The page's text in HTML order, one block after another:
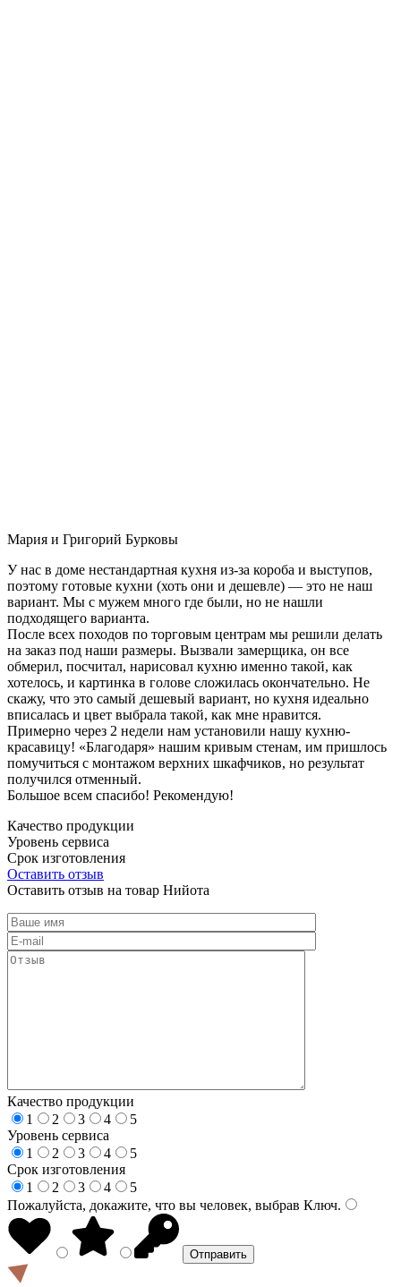
Мария и Григорий Бурковы
У нас в доме нестандартная кухня из-за короба и выступов,
поэтому готовые кухни (хоть они и дешевле) — это не наш
вариант. Мы с мужем много где были, но не нашли
подходящего варианта.
После всех походов по торговым центрам мы решили делать
на заказ под наши размеры. Вызвали замерщика, он все
обмерил, посчитал, нарисовал кухню именно такой, как
хотелось, и картинка в голове сложилась окончательно. Не
скажу, что это самый дешевый вариант, но кухня идеально
вписалась и цвет выбрала такой, как мне нравится.
Примерно через 2 недели нам установили нашу кухню-
красавицу! «Благодаря» нашим кривым стенам, им пришлось
помучиться с монтажом верхних шкафчиков, но результат
получился отменный.
Большое всем спасибо! Рекомендую!
Качество продукции
Уровень сервиса
Срок изготовления
Оставить отзыв
Оставить отзыв на товар Нийота
Качество продукции
1
2 3 4
5
Уровень сервиса
1
2 3 4
5
Срок изготовления
1
2 3 4
5
Пожалуйста, докажите, что вы человек, выбрав Ключ.